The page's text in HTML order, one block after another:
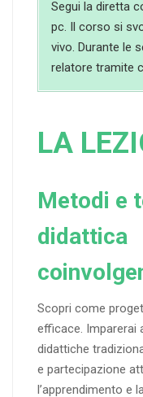
Segui la diretta
pc. Il corso si
vivo. Durante le
relatore tramite
LA
Metodi e
didattica
Scopri come
efficace. Imparerai
didattiche
e partecipazione
l’apprendimento e